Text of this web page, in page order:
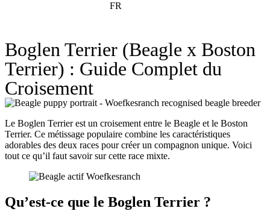
FR
Boglen Terrier (Beagle x Boston
Terrier) : Guide Complet du
Croisement
Le Boglen Terrier est un croisement entre le Beagle et le Boston
Terrier. Ce métissage populaire combine les caractéristiques
adorables des deux races pour créer un compagnon unique. Voici
tout ce qu’il faut savoir sur cette race mixte.
Qu’est-ce que le Boglen Terrier ?